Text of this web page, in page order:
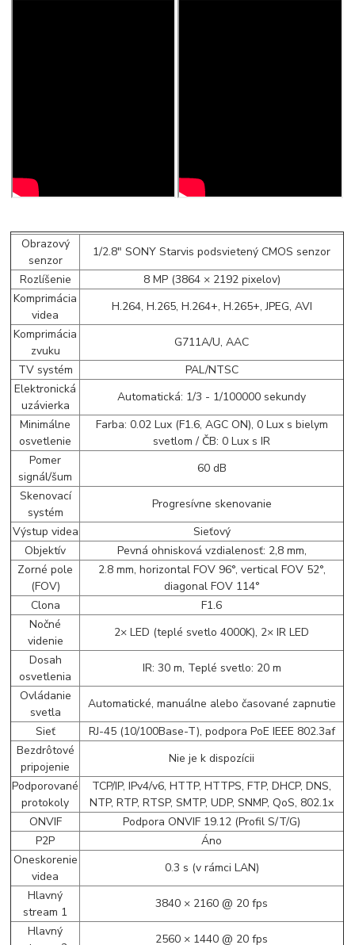
Obrazový
senzor
1/2.8" SONY Starvis podsvietený CMOS senzor
Rozlíšenie
8 MP (3864 × 2192 pixelov)
Komprimácia
videa
H.264, H.265, H.264+, H.265+, JPEG, AVI
Komprimácia
zvuku
G711A/U, AAC
TV systém
PAL/NTSC
Elektronická
uzávierka
Automatická: 1/3 - 1/100000 sekundy
Minimálne
osvetlenie
Farba: 0.02 Lux (F1.6, AGC ON), 0 Lux s bielym
svetlom / ČB: 0 Lux s IR
Pomer
signál/šum
60 dB
Skenovací
systém
Progresívne skenovanie
Výstup videa
Sieťový
Objektív
Pevná ohnisková vzdialenosť: 2,8 mm,
Zorné pole
(FOV)
2.8 mm, horizontal FOV 96°, vertical FOV 52°,
diagonal FOV 114°
Clona
F1.6
Nočné
videnie
2× LED (teplé svetlo 4000K), 2× IR LED
Dosah
osvetlenia
IR: 30 m, Teplé svetlo: 20 m
Ovládanie
svetla
Automatické, manuálne alebo časované zapnutie
Sieť
RJ-45 (10/100Base-T), podpora PoE IEEE 802.3af
Bezdrôtové
pripojenie
Nie je k dispozícii
Podporované
protokoly
TCP/IP, IPv4/v6, HTTP, HTTPS, FTP, DHCP, DNS,
NTP, RTP, RTSP, SMTP, UDP, SNMP, QoS, 802.1x
ONVIF
Podpora ONVIF 19.12 (Profil S/T/G)
P2P
Áno
Oneskorenie
videa
0.3 s (v rámci LAN)
Hlavný
stream 1
3840 × 2160 @ 20 fps
Hlavný
2560 × 1440 @ 20 fps